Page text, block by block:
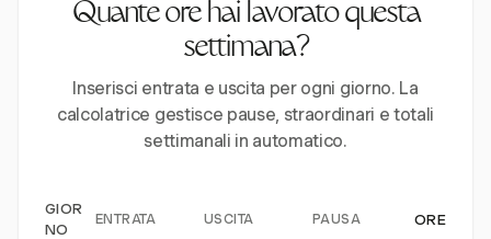
Quante ore hai lavorato questa
settimana?
Inserisci entrata e uscita per ogni giorno. La
calcolatrice gestisce pause, straordinari e totali
settimanali in automatico.
GIOR
NO
ENTRATA USCITA PAUSA ORE